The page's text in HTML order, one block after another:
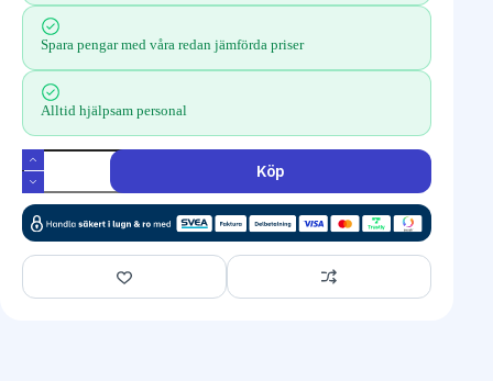
Spara pengar med våra redan jämförda priser
Alltid hjälpsam personal
Köp